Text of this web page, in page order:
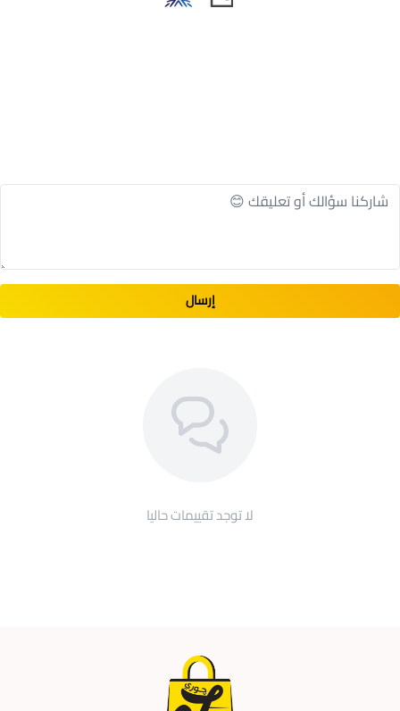
إرسال
لا توجد تقييمات حاليا